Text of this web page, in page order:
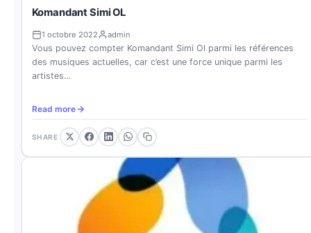
Komandant Simi OL
1 octobre 2022 admin
Vous pouvez compter Komandant Simi Ol parmi les références
des musiques actuelles, car c’est une force unique parmi les
artistes…
Read more
SHARE